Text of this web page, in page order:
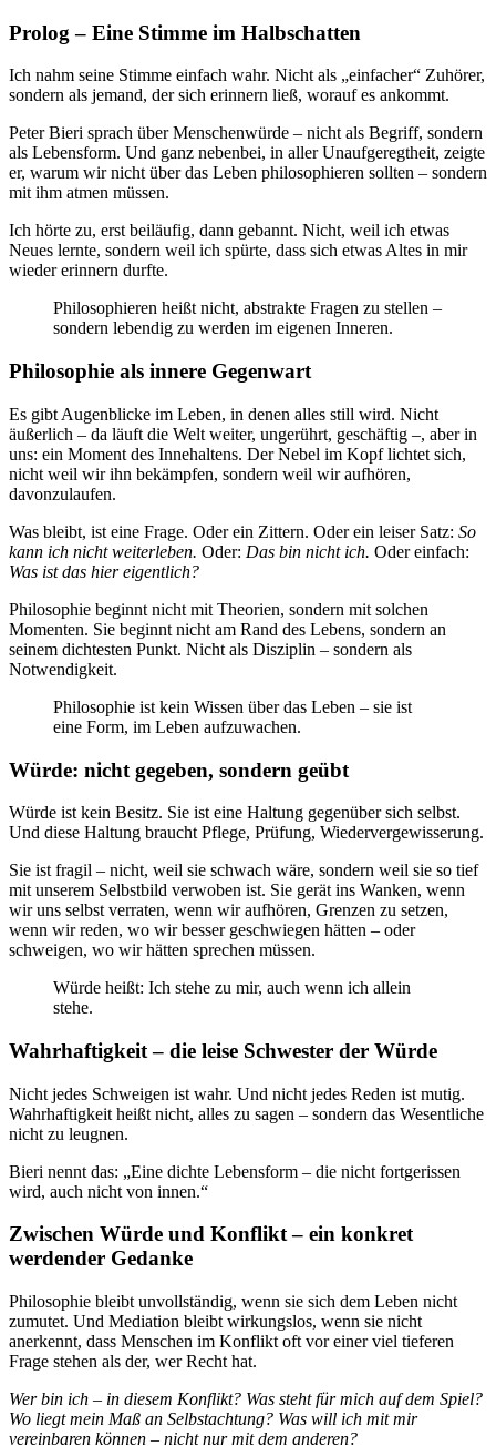
Prolog – Eine Stimme im Halbschatten
Ich nahm seine Stimme einfach wahr. Nicht als „einfacher“ Zuhörer,
sondern als jemand, der sich erinnern ließ, worauf es ankommt.
Peter Bieri sprach über Menschenwürde – nicht als Begriff, sondern
als Lebensform. Und ganz nebenbei, in aller Unaufgeregtheit, zeigte
er, warum wir nicht über das Leben philosophieren sollten – sondern
mit ihm atmen müssen.
Ich hörte zu, erst beiläufig, dann gebannt. Nicht, weil ich etwas
Neues lernte, sondern weil ich spürte, dass sich etwas Altes in mir
wieder erinnern durfte.
Philosophieren heißt nicht, abstrakte Fragen zu stellen –
sondern lebendig zu werden im eigenen Inneren.
Philosophie als innere Gegenwart
Es gibt Augenblicke im Leben, in denen alles still wird. Nicht
äußerlich – da läuft die Welt weiter, ungerührt, geschäftig –, aber in
uns: ein Moment des Innehaltens. Der Nebel im Kopf lichtet sich,
nicht weil wir ihn bekämpfen, sondern weil wir aufhören,
davonzulaufen.
Was bleibt, ist eine Frage. Oder ein Zittern. Oder ein leiser Satz: So
kann ich nicht weiterleben. Oder: Das bin nicht ich. Oder einfach:
Was ist das hier eigentlich?
Philosophie beginnt nicht mit Theorien, sondern mit solchen
Momenten. Sie beginnt nicht am Rand des Lebens, sondern an
seinem dichtesten Punkt. Nicht als Disziplin – sondern als
Notwendigkeit.
Philosophie ist kein Wissen über das Leben – sie ist
eine Form, im Leben aufzuwachen.
Würde: nicht gegeben, sondern geübt
Würde ist kein Besitz. Sie ist eine Haltung gegenüber sich selbst.
Und diese Haltung braucht Pflege, Prüfung, Wiedervergewisserung.
Sie ist fragil – nicht, weil sie schwach wäre, sondern weil sie so tief
mit unserem Selbstbild verwoben ist. Sie gerät ins Wanken, wenn
wir uns selbst verraten, wenn wir aufhören, Grenzen zu setzen,
wenn wir reden, wo wir besser geschwiegen hätten – oder
schweigen, wo wir hätten sprechen müssen.
Würde heißt: Ich stehe zu mir, auch wenn ich allein
stehe.
Wahrhaftigkeit – die leise Schwester der Würde
Nicht jedes Schweigen ist wahr. Und nicht jedes Reden ist mutig.
Wahrhaftigkeit heißt nicht, alles zu sagen – sondern das Wesentliche
nicht zu leugnen.
Bieri nennt das: „Eine dichte Lebensform – die nicht fortgerissen
wird, auch nicht von innen.“
Zwischen Würde und Konflikt – ein konkret
werdender Gedanke
Philosophie bleibt unvollständig, wenn sie sich dem Leben nicht
zumutet. Und Mediation bleibt wirkungslos, wenn sie nicht
anerkennt, dass Menschen im Konflikt oft vor einer viel tieferen
Frage stehen als der, wer Recht hat.
Wer bin ich – in diesem Konflikt? Was steht für mich auf dem Spiel?
Wo liegt mein Maß an Selbstachtung? Was will ich mit mir
vereinbaren können – nicht nur mit dem anderen?